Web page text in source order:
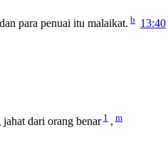
dan para penuai itu malaikat. b 13:40
dari orang benar 1 , m